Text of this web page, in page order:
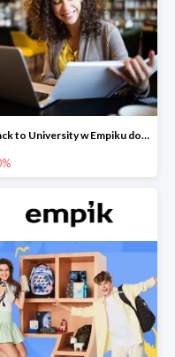
Back to University w Empiku do -30%